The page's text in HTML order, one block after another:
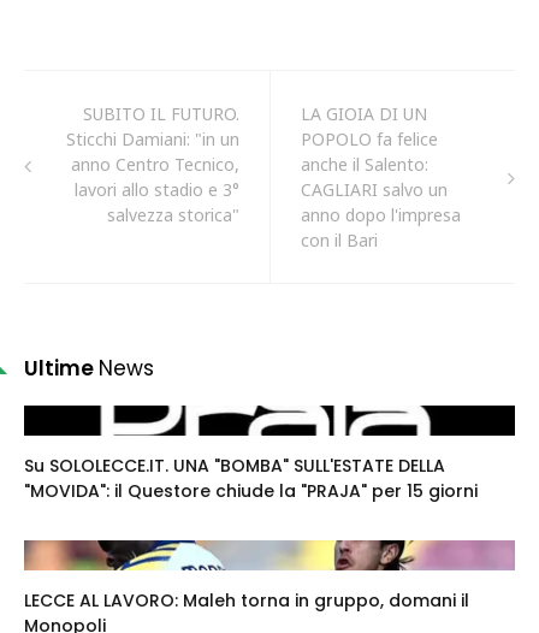
SUBITO IL FUTURO.
Sticchi Damiani: "in un
anno Centro Tecnico,
lavori allo stadio e 3°
salvezza storica"
LA GIOIA DI UN
POPOLO fa felice
anche il Salento:
CAGLIARI salvo un
anno dopo l'impresa
con il Bari
Ultime News
Su SOLOLECCE.IT. UNA "BOMBA" SULL'ESTATE DELLA
"MOVIDA": il Questore chiude la "PRAJA" per 15 giorni
LECCE AL LAVORO: Maleh torna in gruppo, domani il
Monopoli